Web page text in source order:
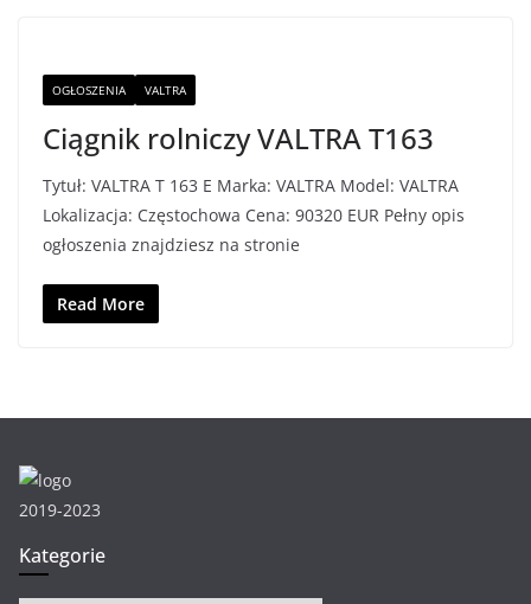
OGŁOSZENIA VALTRA
Ciągnik rolniczy VALTRA T163
Tytuł: VALTRA T 163 E Marka: VALTRA Model: VALTRA
Lokalizacja: Częstochowa Cena: 90320 EUR Pełny opis
ogłoszenia znajdziesz na stronie
Read More
2019-2023
Kategorie